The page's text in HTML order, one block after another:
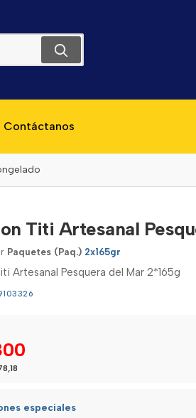
Contáctanos
Titi Artesanal
Paquetes (Paq.) 2x165gr
Artesanal Pesquera del Mar 2*165g
especiales